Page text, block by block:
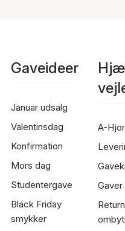
Gaveideer
Januar udsalg
Valentinsdag
Konfirmation
Mors dag
Studentergave
Black Friday
smykker
A-